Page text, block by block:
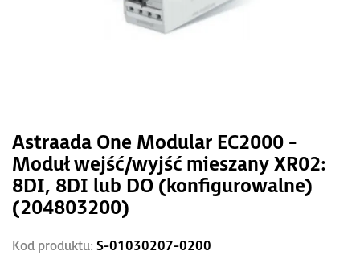
Astraada One Modular EC2000 -
Moduł wejść/wyjść mieszany XR02:
8DI, 8DI lub DO (konfigurowalne)
(204803200)
Kod produktu: S-01030207-0200